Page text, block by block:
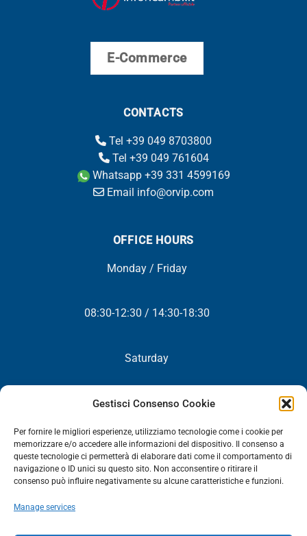
Gestisci Consenso Cookie
Per fornire le migliori esperienze, utilizziamo tecnologie come i cookie per
memorizzare e/o accedere alle informazioni del dispositivo. Il consenso a
queste tecnologie ci permetterà di elaborare dati come il comportamento di
navigazione o ID unici su questo sito. Non acconsentire o ritirare il
consenso può influire negativamente su alcune caratteristiche e funzioni.
Manage services
E-Commerce
CONTACTS
Tel +39 049 8703800
Tel +39 049 761604
Whatsapp +39 331 4599169
Email info@orvip.com
OFFICE HOURS
Monday / Friday
08:30-12:30 / 14:30-18:30
Saturday
Closed
NEWSLETTER